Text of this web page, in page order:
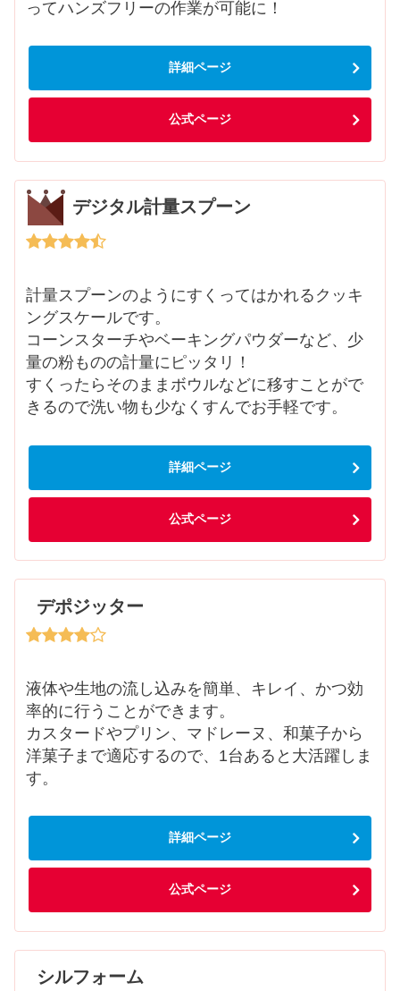
ってハンズフリーの作業が可能に！
詳細ページ
公式ページ
デジタル計量スプーン
計量スプーンのようにすくってはかれるクッキ
ングスケールです。
コーンスターチやベーキングパウダーなど、少
量の粉ものの計量にピッタリ！
すくったらそのままボウルなどに移すことがで
きるので洗い物も少なくすんでお手軽です。
詳細ページ
公式ページ
デポジッター
液体や生地の流し込みを簡単、キレイ、かつ効
率的に行うことができます。
カスタードやプリン、マドレーヌ、和菓子から
洋菓子まで適応するので、1台あると大活躍しま
す。
詳細ページ
公式ページ
シルフォーム